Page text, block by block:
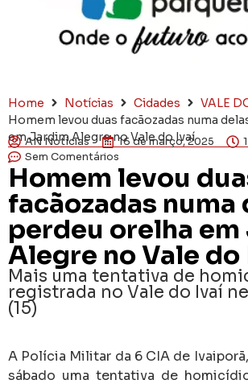
Home Notícias Cidades
VALE
Homem levou duas facãozadas numa
em Jardim Alegre no Vale do Ivaí
AN Notícias 16 de março, 2025
Sem Comentários
Homem levou
facãozadas numa
perdeu orelha
Alegre no Vale do
Mais uma tentativa de
registrada no Vale do Ivaí
(15)
A Polícia Militar da 6 CIA de
sábado uma tentativa de